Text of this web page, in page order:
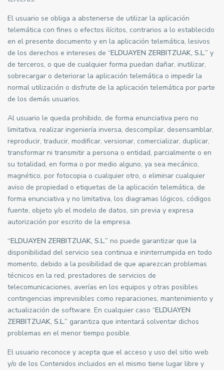
El usuario se obliga a abstenerse de utilizar la aplicación
telemática con fines o efectos ilícitos, contrarios a lo establecido
en el presente documento y en la aplicación telemática, lesivos
de los derechos e intereses de “ELDUAYEN ZERBITZUAK, S.L.” y
de terceros, o que de cualquier forma puedan dañar, inutilizar,
sobrecargar o deteriorar la aplicación telemática o impedir la
normal utilización o disfrute de la aplicación telemática por parte
de los demás usuarios.
Al usuario le queda prohibido, de forma enunciativa pero no
limitativa, realizar ingeniería inversa, descompilar, desensamblar,
reproducir, traducir, modificar, versionar, comercializar, duplicar,
transformar ni transmitir a persona o entidad, parcialmente o en
su totalidad, en forma o por medio alguno, ya sea mecánico,
magnético, por fotocopia o cualquier otro, o eliminar cualquier
aviso de propiedad o etiquetas de la aplicación telemática, de
forma enunciativa y no limitativa, los diagramas lógicos, códigos
fuente, objeto y/o el modelo de datos, sin previa y expresa
autorización por escrito de la empresa.
“ELDUAYEN ZERBITZUAK, S.L.” no puede garantizar que la
disponibilidad del servicio sea continua e ininterrumpida en todo
momento, debido a la posibilidad de que aparezcan problemas
técnicos en la red, prestadores de servicios de
telecomunicaciones, averías en los equipos y otras posibles
contingencias imprevisibles como reparaciones, mantenimiento y
actualización de software. En cualquier caso “ELDUAYEN
ZERBITZUAK, S.L.” garantiza que intentará solventar dichos
problemas en el menor tiempo posible.
El usuario reconoce y acepta que el acceso y uso del sitio web
y/o de los Contenidos incluidos en el mismo tiene lugar libre y